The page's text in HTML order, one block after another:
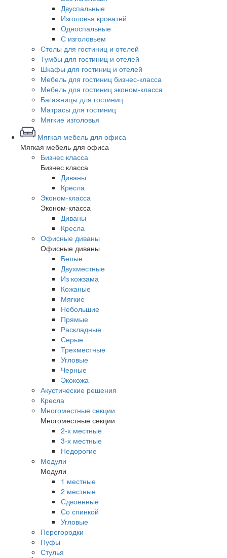
Двуспальные
Изголовья кроватей
Односпальные
С изголовьем
Столы для гостиниц и отелей
Тумбы для гостиниц и отелей
Шкафы для гостиниц и отелей
Мебель для гостиниц бизнес-класса
Мебель для гостиниц эконом-класса
Багажницы для гостиниц
Матрасы для гостиниц
Мягкие изголовья
Мягкая мебель для офиса
Мягкая мебель для офиса
Бизнес класса
Бизнес класса
Диваны
Кресла
Эконом-класса
Эконом-класса
Диваны
Кресла
Офисные диваны
Офисные диваны
Белые
Двухместные
Из кожзама
Кожаные
Мягкие
Небольшие
Прямые
Раскладные
Серые
Трехместные
Угловые
Черные
Экокожа
Акустические решения
Кресла
Многоместные секции
Многоместные секции
2-х местные
3-х местные
Недорогие
Модули
Модули
1 местные
2 местные
Сдвоенные
Со спинкой
Угловые
Перегородки
Пуфы
Стулья